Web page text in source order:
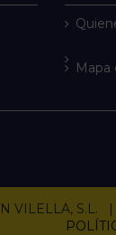
Mapa
VILELLA, S.L.